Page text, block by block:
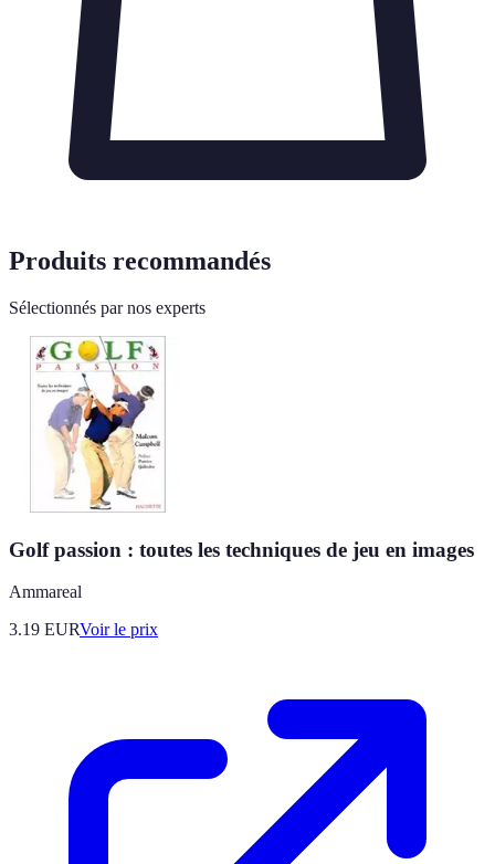
Produits recommandés
Sélectionnés par nos experts
Golf passion : toutes les techniques de jeu en images
Ammareal
3.19 EURVoir le prix